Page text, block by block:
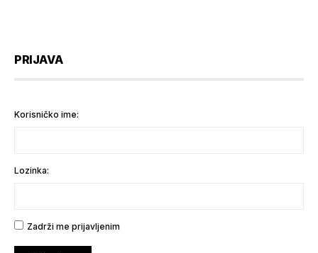
PRIJAVA
Korisničko ime:
Lozinka:
Zadrži me prijavljenim